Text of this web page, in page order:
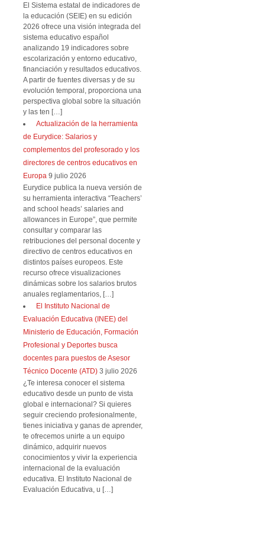
El Sistema estatal de indicadores de
la educación (SEIE) en su edición
2026 ofrece una visión integrada del
sistema educativo español
analizando 19 indicadores sobre
escolarización y entorno educativo,
financiación y resultados educativos.
A partir de fuentes diversas y de su
evolución temporal, proporciona una
perspectiva global sobre la situación
y las ten […]
Actualización de la herramienta
de Eurydice: Salarios y
complementos del profesorado y los
directores de centros educativos en
Europa 9 julio 2026
Eurydice publica la nueva versión de
su herramienta interactiva “Teachers’
and school heads’ salaries and
allowances in Europe”, que permite
consultar y comparar las
retribuciones del personal docente y
directivo de centros educativos en
distintos países europeos. Este
recurso ofrece visualizaciones
dinámicas sobre los salarios brutos
anuales reglamentarios, […]
El Instituto Nacional de
Evaluación Educativa (INEE) del
Ministerio de Educación, Formación
Profesional y Deportes busca
docentes para puestos de Asesor
Técnico Docente (ATD) 3 julio 2026
¿Te interesa conocer el sistema
educativo desde un punto de vista
global e internacional? Si quieres
seguir creciendo profesionalmente,
tienes iniciativa y ganas de aprender,
te ofrecemos unirte a un equipo
dinámico, adquirir nuevos
conocimientos y vivir la experiencia
internacional de la evaluación
educativa. El Instituto Nacional de
Evaluación Educativa, u […]